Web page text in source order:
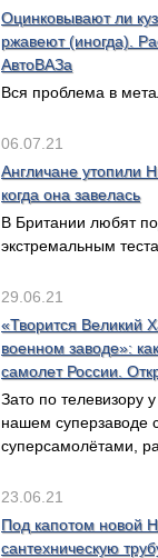
Оцинковывают ли
ржавеют (иногда).
АвтоВАЗа
Вся проблема в
06.07.21
Англичане утопили
когда она завелась
В Британии любят
экстремальным
29.06.21
«Творится Великий
военном заводе»:
самолет России.
Зато по телевизору
нашем суперзаводе
суперсамолётами,
23.06.21
Под капотом новой
сантехническую